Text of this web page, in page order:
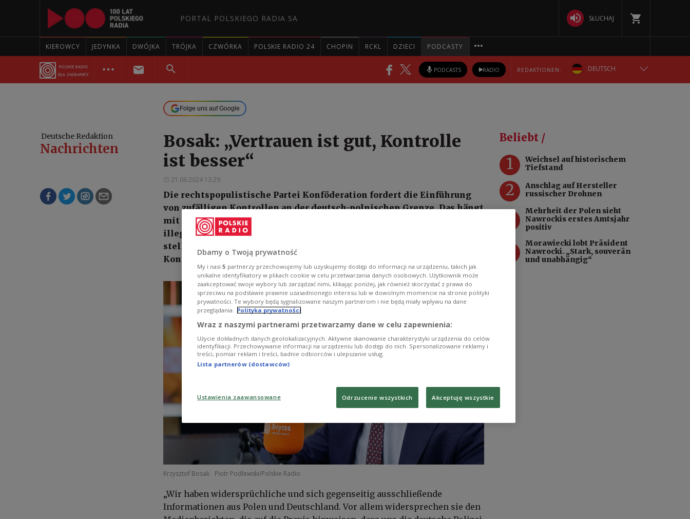
PORTAL POLSKIEGO RADIA SA SŁUCHAJ
KIEROWCY JEDYNKA DWÓJKA TRÓJKA CZWÓRKA POLSKIE RADIO 24 CHOPIN RCKL DZIECI PODCASTY
PODCASTS RADIO REDAKTIONEN: DEUTSCH
УКРАЇНСЬКА
Folge uns auf Google
Deutsche Redaktion
Nachrichten
Bosak: „Vertrauen ist gut, Kontrolle
ist besser“
21.06.2024 13:29
Die rechtspopulistische Partei Konföderation fordert die Einführung
von zufälligen Kontrollen an der deutsch-polnischen Grenze. Das hängt
mit Berichten zusammen, dass deutsche Polizisten immer wieder
illegale Immigranten nach Polen abschieben, sagte am Freitag der
stellvertretende Vorsitzende des Parlaments, Krzysztof Bosak von der
Konföderation.
Krzysztof Bosak Piotr Podlewski/Polskie Radio
„Wir haben widersprüchliche und sich gegenseitig ausschließende
Informationen aus Polen und Deutschland. Vor allem widersprechen sie den
Beliebt /
1
Weichsel auf historischem
Tiefstand
2
Anschlag auf Hersteller
russischer Drohnen
Mehrheit der Polen sieht
Nawrockis erstes Amtsjahr
positiv
Morawiecki lobt Präsident
Nawrocki. „Stark, souverän
und unabhängig“
Dbamy o Twoją prywatność
My i nasi 5 partnerzy przechowujemy lub uzyskujemy dostęp do informacji na urządzeniu, takich jak
unikalne identyfikatory w plikach cookie w celu przetwarzania danych osobowych. Użytkownik może
zaakceptować swoje wybory lub zarządzać nimi, klikając poniżej, jak również skorzystać z prawa do
sprzeciwu na podstawie prawnie uzasadnionego interesu lub w dowolnym momencie na stronie polityki
prywatności. Te wybory będą sygnalizowane naszym partnerom i nie będą miały wpływu na dane
przeglądania. Polityka prywatności
Wraz z naszymi partnerami przetwarzamy dane w celu zapewnienia:
Użycie dokładnych danych geolokalizacyjnych. Aktywne skanowanie charakterystyki urządzenia do celów
identyfikacji. Przechowywanie informacji na urządzeniu lub dostęp do nich. Spersonalizowane reklamy i
treści, pomiar reklam i treści, badnie odbiorców i ulepszanie usług.
Lista partnerów (dostawców)
Ustawienia zaawansowane Odrzucenie wszystkich Akceptuję wszystkie